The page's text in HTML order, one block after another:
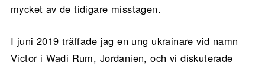
mycket av de tidigare misstagen.
I juni 2019 träffade jag en ung ukrainare vid namn
Victor i Wadi Rum, Jordanien, och vi diskuterade